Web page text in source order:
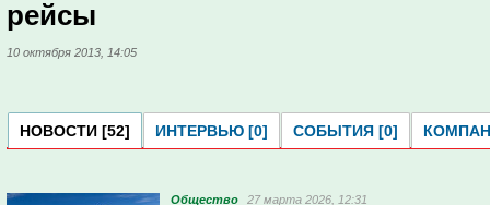
рейсы
10 октября 2013, 14:05
НОВОСТИ [52] ИНТЕРВЬЮ [0] СОБЫТИЯ [0]
Общество 27 марта 2026, 12:31